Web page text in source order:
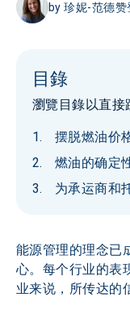
by珍妮-范德赞
目錄
瀏覽目錄以直接
摆脱燃油价
燃油的确定
为承运商和
能源管理的理念已
心。每个行业的表
业来说，所传达的